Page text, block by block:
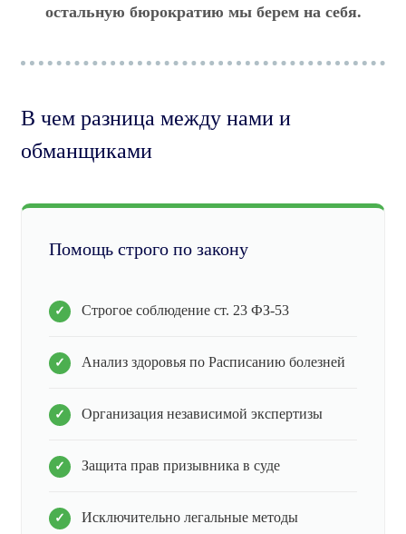
остальную бюрократию мы берем на себя.
В чем разница между нами и
обманщиками
Помощь строго по закону
Строгое соблюдение ст. 23 ФЗ-53
Анализ здоровья по Расписанию болезней
Организация независимой экспертизы
Защита прав призывника в суде
Исключительно легальные методы